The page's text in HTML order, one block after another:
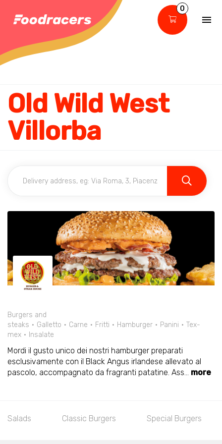
0
Old Wild West
Villorba
Burgers and
steaks
Galletto Carne Fritti Hamburger Panini
Tex-
mex
Insalate
Mordi il gusto unico dei nostri hamburger preparati
esclusivamente con il Black Angus irlandese allevato al
pascolo, accompagnato da fragranti patatine. Ass... more
Salads Classic Burgers Special Burgers